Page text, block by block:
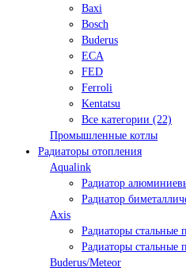
Baxi
Bosch
Buderus
ECA
FED
Ferroli
Kentatsu
Все категории (22)
Промышленные котлы
Радиаторы отопления
Aqualink
Радиатор
Радиатор
Axis
Радиаторы стальные
Радиаторы стальные
Buderus/Meteor